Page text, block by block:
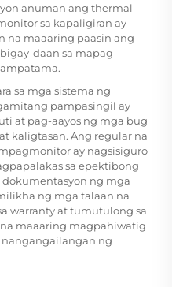
anuman ang thermal
sa kapaligiran ay
na maaaring paasin ang
daan sa mapag-
sa mga sistema ng
pampasingil ay
at pag-aayos ng mga bug
kaligtasan. Ang regular na
ay nagsisiguro
sa epektibong
ng mga
ng mga talaan na
warranty at tumutulong sa
maaaring magpahiwatig
ng